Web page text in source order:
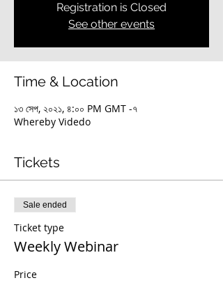
Registration is Closed
See other events
Time & Location
১৩ সেপ, ২০২১, ৪:০০ PM GMT -৭
Whereby Videdo
Tickets
Sale ended
Ticket type
Weekly Webinar
Price